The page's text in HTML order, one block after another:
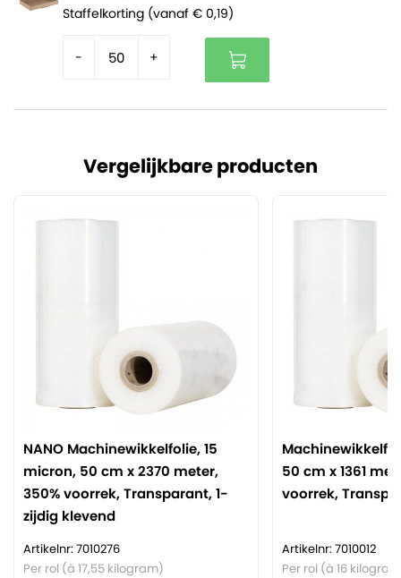
Staffelkorting (vanaf € 0,19)
- +
Vergelijkbare producten
NANO Machinewikkelfolie, 15
micron, 50 cm x 2370 meter,
350% voorrek, Transparant, 1-
zijdig klevend
Artikelnr: 7010276
Per rol (à 17,55 kilogram)
50 cm x 1361
voorrek,
Artikelnr: 7010012
Per rol (à 16